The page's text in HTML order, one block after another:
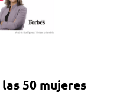
50 mujeres